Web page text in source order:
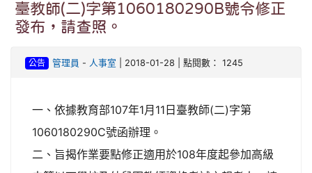
臺教師(二)字第1060180290B號令修正
發布，請查照。
公告 管理員 - 人事室 | 2018-01-28 | 點閱數： 1245
一、依據教育部107年1月11日臺教師(二)字第
1060180290C號函辦理。
二、旨揭作業要點修正適用於108年度起參加高級